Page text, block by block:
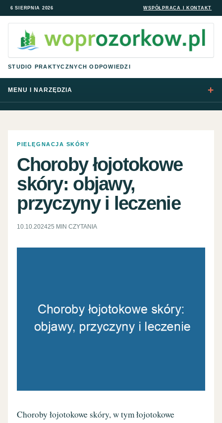
6 SIERPNIA 2026 WSPÓŁPRACA I KONTAKT
STUDIO PRAKTYCZNYCH ODPOWIEDZI
MENU I NARZĘDZIA
PIELĘGNACJA SKÓRY
Choroby łojotokowe
skóry: objawy,
przyczyny i leczenie
10.10.202425 MIN CZYTANIA
Choroby łojotokowe skóry, w tym łojotokowe